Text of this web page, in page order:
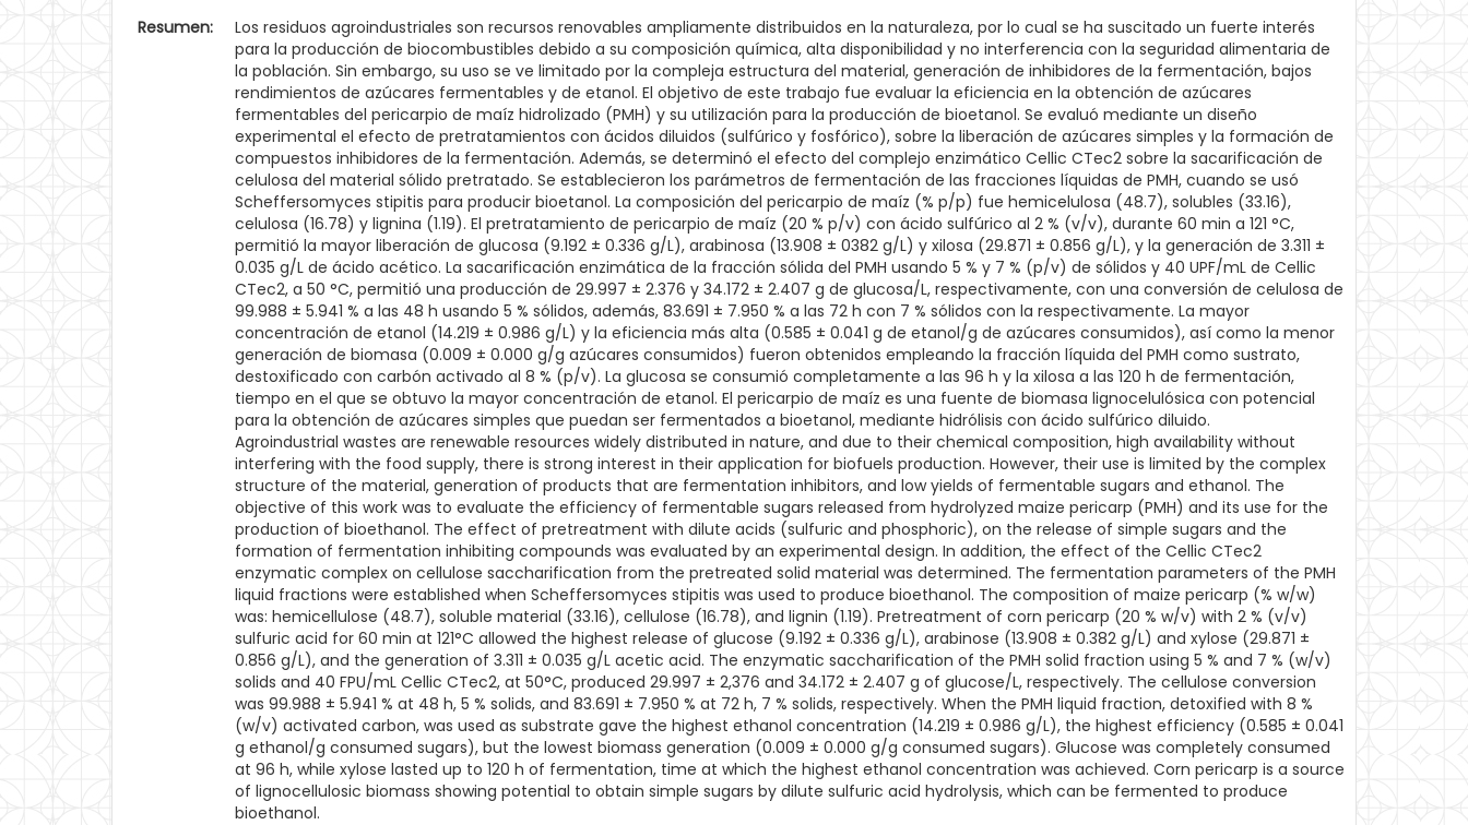
Resumen:
Los residuos agroindustriales son recursos renovables ampliamente distribuidos en la naturaleza, por lo cual se ha suscitado un fuerte interés
para la producción de biocombustibles debido a su composición química, alta disponibilidad y no interferencia con la seguridad alimentaria de
la población. Sin embargo, su uso se ve limitado por la compleja estructura del material, generación de inhibidores de la fermentación, bajos
rendimientos de azúcares fermentables y de etanol. El objetivo de este trabajo fue evaluar la eficiencia en la obtención de azúcares
fermentables del pericarpio de maíz hidrolizado (PMH) y su utilización para la producción de bioetanol. Se evaluó mediante un diseño
experimental el efecto de pretratamientos con ácidos diluidos (sulfúrico y fosfórico), sobre la liberación de azúcares simples y la formación de
compuestos inhibidores de la fermentación. Además, se determinó el efecto del complejo enzimático Cellic CTec2 sobre la sacarificación de
celulosa del material sólido pretratado. Se establecieron los parámetros de fermentación de las fracciones líquidas de PMH, cuando se usó
Scheffersomyces stipitis para producir bioetanol. La composición del pericarpio de maíz (% p/p) fue hemicelulosa (48.7), solubles (33.16),
celulosa (16.78) y lignina (1.19). El pretratamiento de pericarpio de maíz (20 % p/v) con ácido sulfúrico al 2 % (v/v), durante 60 min a 121 °C,
permitió la mayor liberación de glucosa (9.192 ± 0.336 g/L), arabinosa (13.908 ± 0382 g/L) y xilosa (29.871 ± 0.856 g/L), y la generación de 3.311 ±
0.035 g/L de ácido acético. La sacarificación enzimática de la fracción sólida del PMH usando 5 % y 7 % (p/v) de sólidos y 40 UPF/mL de Cellic
CTec2, a 50 °C, permitió una producción de 29.997 ± 2.376 y 34.172 ± 2.407 g de glucosa/L, respectivamente, con una conversión de celulosa de
99.988 ± 5.941 % a las 48 h usando 5 % sólidos, además, 83.691 ± 7.950 % a las 72 h con 7 % sólidos con la respectivamente. La mayor
concentración de etanol (14.219 ± 0.986 g/L) y la eficiencia más alta (0.585 ± 0.041 g de etanol/g de azúcares consumidos), así como la menor
generación de biomasa (0.009 ± 0.000 g/g azúcares consumidos) fueron obtenidos empleando la fracción líquida del PMH como sustrato,
destoxificado con carbón activado al 8 % (p/v). La glucosa se consumió completamente a las 96 h y la xilosa a las 120 h de fermentación,
tiempo en el que se obtuvo la mayor concentración de etanol. El pericarpio de maíz es una fuente de biomasa lignocelulósica con potencial
para la obtención de azúcares simples que puedan ser fermentados a bioetanol, mediante hidrólisis con ácido sulfúrico diluido.
Agroindustrial wastes are renewable resources widely distributed in nature, and due to their chemical composition, high availability without
interfering with the food supply, there is strong interest in their application for biofuels production. However, their use is limited by the complex
structure of the material, generation of products that are fermentation inhibitors, and low yields of fermentable sugars and ethanol. The
objective of this work was to evaluate the efficiency of fermentable sugars released from hydrolyzed maize pericarp (PMH) and its use for the
production of bioethanol. The effect of pretreatment with dilute acids (sulfuric and phosphoric), on the release of simple sugars and the
formation of fermentation inhibiting compounds was evaluated by an experimental design. In addition, the effect of the Cellic CTec2
enzymatic complex on cellulose saccharification from the pretreated solid material was determined. The fermentation parameters of the PMH
liquid fractions were established when Scheffersomyces stipitis was used to produce bioethanol. The composition of maize pericarp (% w/w)
was: hemicellulose (48.7), soluble material (33.16), cellulose (16.78), and lignin (1.19). Pretreatment of corn pericarp (20 % w/v) with 2 % (v/v)
sulfuric acid for 60 min at 121°C allowed the highest release of glucose (9.192 ± 0.336 g/L), arabinose (13.908 ± 0.382 g/L) and xylose (29.871 ±
0.856 g/L), and the generation of 3.311 ± 0.035 g/L acetic acid. The enzymatic saccharification of the PMH solid fraction using 5 % and 7 % (w/v)
solids and 40 FPU/mL Cellic CTec2, at 50°C, produced 29.997 ± 2,376 and 34.172 ± 2.407 g of glucose/L, respectively. The cellulose conversion
was 99.988 ± 5.941 % at 48 h, 5 % solids, and 83.691 ± 7.950 % at 72 h, 7 % solids, respectively. When the PMH liquid fraction, detoxified with 8 %
(w/v) activated carbon, was used as substrate gave the highest ethanol concentration (14.219 ± 0.986 g/L), the highest efficiency (0.585 ± 0.041
g ethanol/g consumed sugars), but the lowest biomass generation (0.009 ± 0.000 g/g consumed sugars). Glucose was completely consumed
at 96 h, while xylose lasted up to 120 h of fermentation, time at which the highest ethanol concentration was achieved. Corn pericarp is a source
of lignocellulosic biomass showing potential to obtain simple sugars by dilute sulfuric acid hydrolysis, which can be fermented to produce
bioethanol.